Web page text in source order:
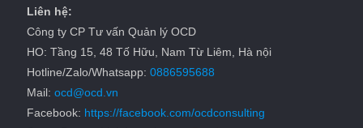
Liên hệ:
Công ty CP Tư vấn Quản lý OCD
HO: Tầng 15, 48 Tố Hữu, Nam Từ Liêm, Hà nội
Hotline/Zalo/Whatsapp: 0886595688
Mail: ocd@ocd.vn
Facebook: https://facebook.com/ocdconsulting